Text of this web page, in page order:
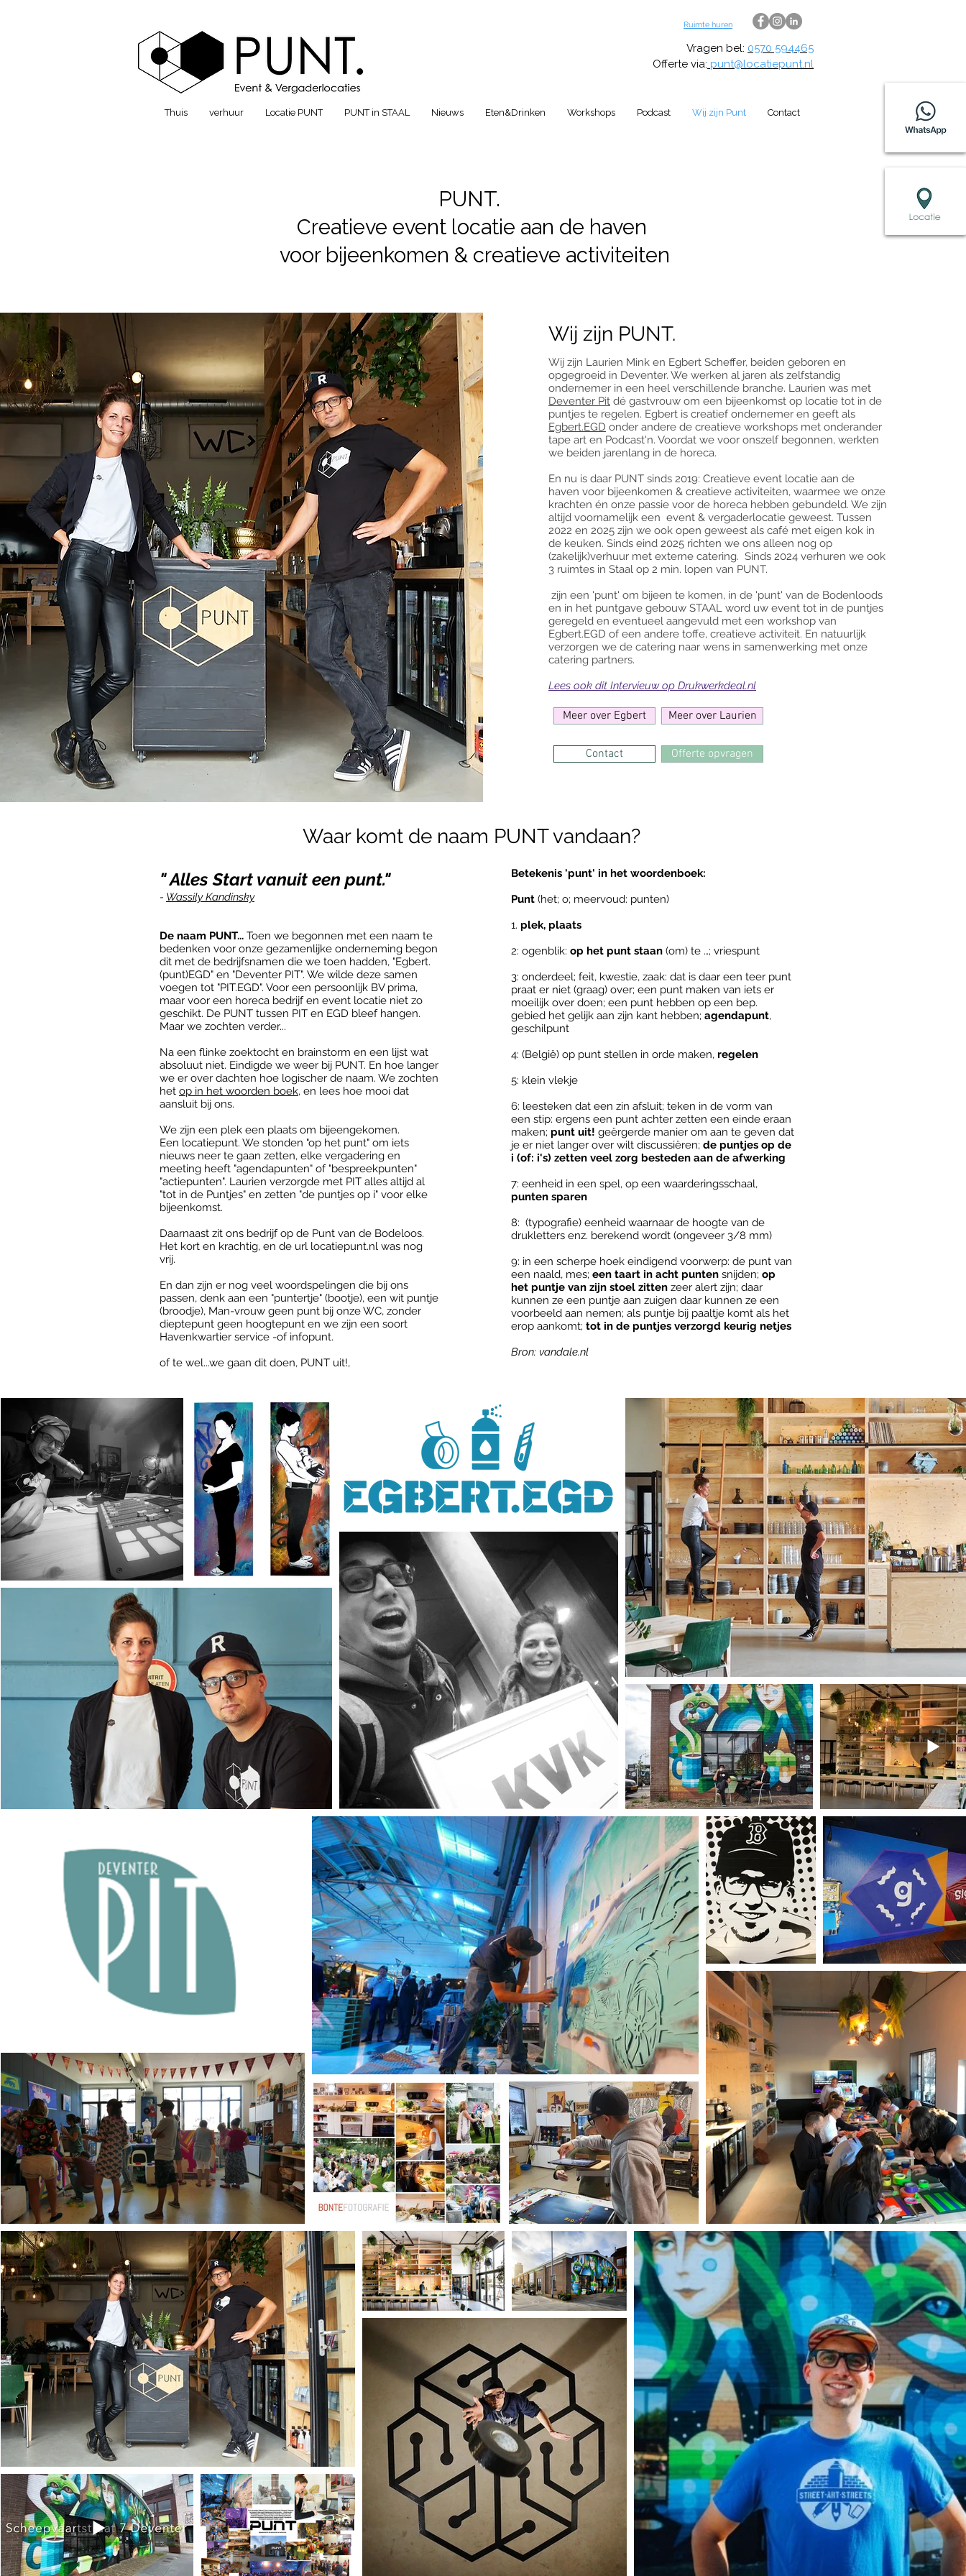
Ruimte huren
Vragen bel: 0570 594465
Offerte via: punt@locatiepunt.nl
Thuis verhuur Locatie PUNT PUNT in STAAL Nieuws Eten&Drinken Workshops Podcast Wij zijn Punt Contact
PUNT.
Creatieve event locatie aan de haven
voor bijeenkomen & creatieve activiteiten
Wij zijn PUNT.
Wij zijn Laurien Mink en Egbert Scheffer, beiden geboren en
opgegroeid in Deventer. We werken al jaren als zelfstandig
ondernemer in een heel verschillende branche. Laurien was met
Deventer Pit dé gastvrouw om een bijeenkomst op locatie tot in de
puntjes te regelen. Egbert is creatief ondernemer en geeft als
Egbert.EGD onder andere de creatieve workshops met onderander
tape art en Podcast'n. Voordat we voor onszelf begonnen, werkten
we beiden jarenlang in de horeca.
En nu is daar PUNT sinds 2019: Creatieve event locatie aan de
haven voor bijeenkomen & creatieve activiteiten, waarmee we onze
krachten én onze passie voor de horeca hebben gebundeld. We zijn
altijd voornamelijk een event & vergaderlocatie geweest. Tussen
2022 en 2025 zijn we ook open geweest als café met eigen kok in
de keuken. Sinds eind 2025 richten we ons alleen nog op
(zakelijk)verhuur met externe catering. Sinds 2024 verhuren we ook
3 ruimtes in Staal op 2 min. lopen van PUNT.
zijn een 'punt' om bijeen te komen, in de 'punt' van de Bodenloods
en in het puntgave gebouw STAAL word uw event tot in de puntjes
geregeld en eventueel aangevuld met een workshop van
Egbert.EGD of een andere toffe, creatieve activiteit. En natuurlijk
verzorgen we de catering naar wens in samenwerking met onze
catering partners.
Lees ook dit Intervieuw op Drukwerkdeal.nl
Meer over Egbert Meer over Laurien
Contact Offerte opvragen
Waar komt de naam PUNT vandaan?
" Alles Start vanuit een punt."
- Wassily Kandinsky
De naam PUNT... Toen we begonnen met een naam te
bedenken voor onze gezamenlijke onderneming begon
dit met de bedrijfsnamen die we toen hadden, "Egbert.
(punt)EGD" en "Deventer PIT". We wilde deze samen
voegen tot "PIT.EGD". Voor een persoonlijk BV prima,
maar voor een horeca bedrijf en event locatie niet zo
geschikt. De PUNT tussen PIT en EGD bleef hangen.
Maar we zochten verder...
Na een flinke zoektocht en brainstorm en een lijst wat
absoluut niet. Eindigde we weer bij PUNT. En hoe langer
we er over dachten hoe logischer de naam. We zochten
het op in het woorden boek, en lees hoe mooi dat
aansluit bij ons.
We zijn een plek een plaats om bijeengekomen.
Een locatiepunt. We stonden "op het punt" om iets
nieuws neer te gaan zetten, elke vergadering en
meeting heeft "agendapunten" of "bespreekpunten"
"actiepunten". Laurien verzorgde met PIT alles altijd al
"tot in de Puntjes" en zetten "de puntjes op i" voor elke
bijeenkomst.
Daarnaast zit ons bedrijf op de Punt van de Bodeloos.
Het kort en krachtig, en de url locatiepunt.nl was nog
vrij.
En dan zijn er nog veel woordspelingen die bij ons
passen, denk aan een "puntertje" (bootje), een wit puntje
(broodje), Man-vrouw geen punt bij onze WC, zonder
dieptepunt geen hoogtepunt en we zijn een soort
Havenkwartier service -of infopunt.
of te wel...we gaan dit doen, PUNT uit!,
Betekenis 'punt' in het woordenboek:
Punt (het; o; meervoud: punten)
1. plek, plaats
2: ogenblik: op het punt staan (om) te …; vriespunt
3: onderdeel; feit, kwestie, zaak: dat is daar een teer punt
praat er niet (graag) over; een punt maken van iets er
moeilijk over doen; een punt hebben op een bep.
gebied het gelijk aan zijn kant hebben; agendapunt,
geschilpunt
4: (België) op punt stellen in orde maken, regelen
5: klein vlekje
6: leesteken dat een zin afsluit; teken in de vorm van
een stip: ergens een punt achter zetten een einde eraan
maken; punt uit! geërgerde manier om aan te geven dat
je er niet langer over wilt discussiëren; de puntjes op de
i (of: i's) zetten veel zorg besteden aan de afwerking
7: eenheid in een spel, op een waarderingsschaal,
punten sparen
8: (typografie) eenheid waarnaar de hoogte van de
drukletters enz. berekend wordt (ongeveer 3/8 mm)
9: in een scherpe hoek eindigend voorwerp: de punt van
een naald, mes; een taart in acht punten snijden; op
het puntje van zijn stoel zitten zeer alert zijn; daar
kunnen ze een puntje aan zuigen daar kunnen ze een
voorbeeld aan nemen; als puntje bij paaltje komt als het
erop aankomt; tot in de puntjes verzorgd keurig netjes
Bron: vandale.nl